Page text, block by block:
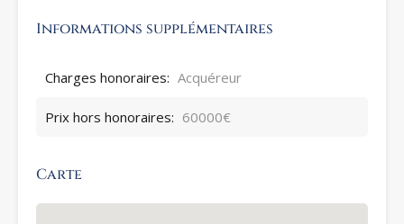
Informations supplémentaires
Charges honoraires: Acquéreur
Prix hors honoraires: 60000€
Carte